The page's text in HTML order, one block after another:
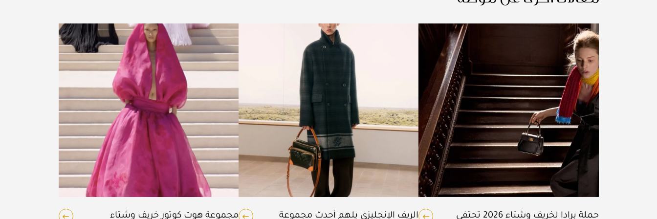
حملة برادا لخريف وشتاء 2026 تحتفي الريف الإنجليزي يلهم أحدث مجموعة مجموعة هوت كوتور خريف وشتاء